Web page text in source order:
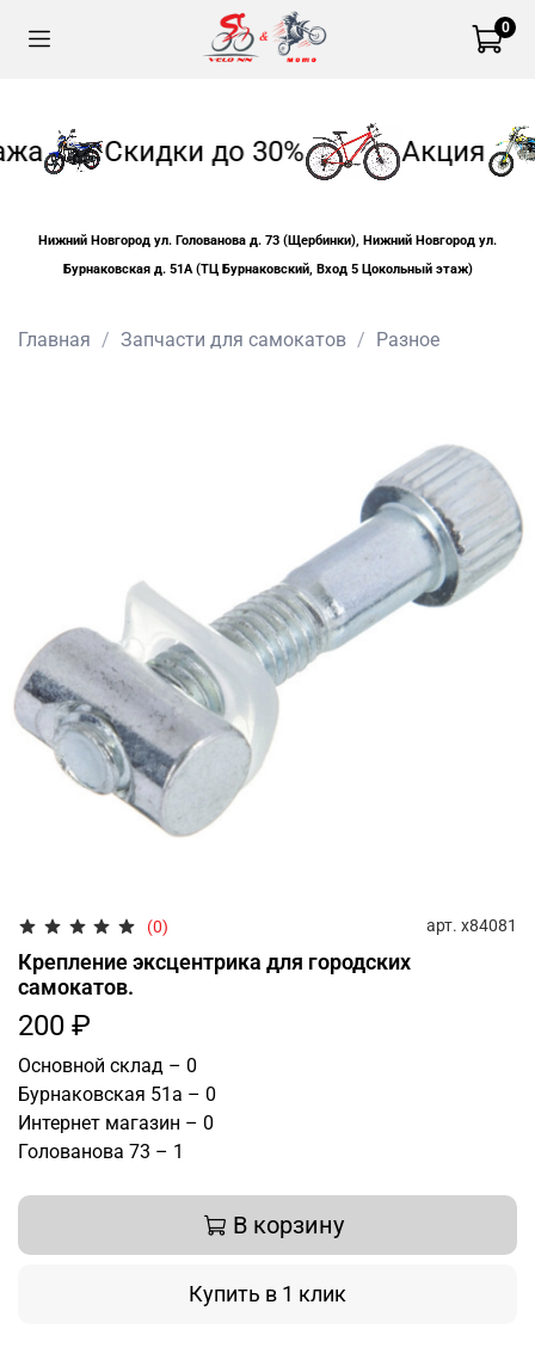
0
Скидки до 30% Акция
Нижний Новгород ул. Голованова д. 73 (Щербинки), Нижний Новгород ул.
Бурнаковская д. 51А (ТЦ Бурнаковский, Вход 5 Цокольный этаж)
Главная Запчасти для самокатов Разное
(0) арт. х84081
Крепление эксцентрика для городских
самокатов.
200 ₽
Основной склад – 0
Бурнаковская 51а – 0
Интернет магазин – 0
Голованова 73 – 1
В корзину
Купить в 1 клик